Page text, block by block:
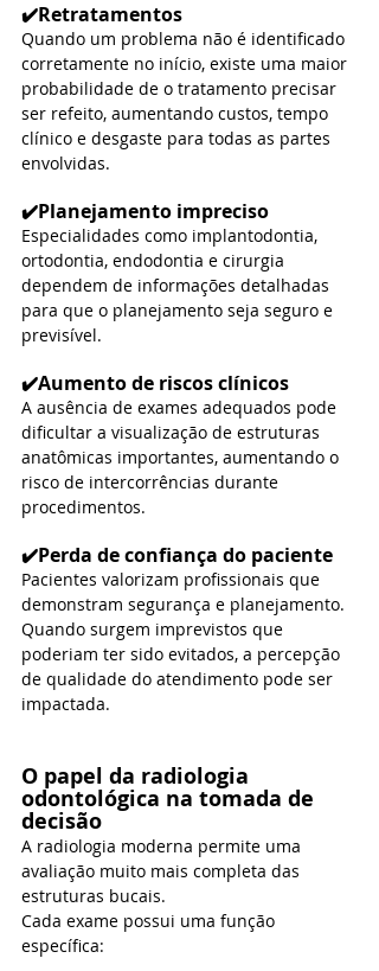
✔️Retratamentos
Quando um problema não é identificado
corretamente no início, existe uma maior
probabilidade de o tratamento precisar
ser refeito, aumentando custos, tempo
clínico e desgaste para todas as partes
envolvidas.
✔️Planejamento impreciso
Especialidades como implantodontia,
ortodontia, endodontia e cirurgia
dependem de informações detalhadas
para que o planejamento seja seguro e
previsível.
✔️Aumento de riscos clínicos
A ausência de exames adequados pode
dificultar a visualização de estruturas
anatômicas importantes, aumentando o
risco de intercorrências durante
procedimentos.
✔️Perda de confiança do paciente
Pacientes valorizam profissionais que
demonstram segurança e planejamento.
Quando surgem imprevistos que
poderiam ter sido evitados, a percepção
de qualidade do atendimento pode ser
impactada.
O papel da radiologia
odontológica na tomada de
decisão
A radiologia moderna permite uma
avaliação muito mais completa das
estruturas bucais.
Cada exame possui uma função
específica: